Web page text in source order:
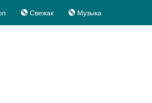
Свежак Музыка